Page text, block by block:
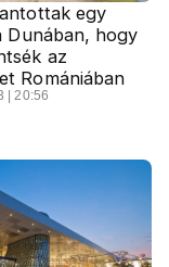
egy
Dunában, hogy
az
Romániában
| 20:56